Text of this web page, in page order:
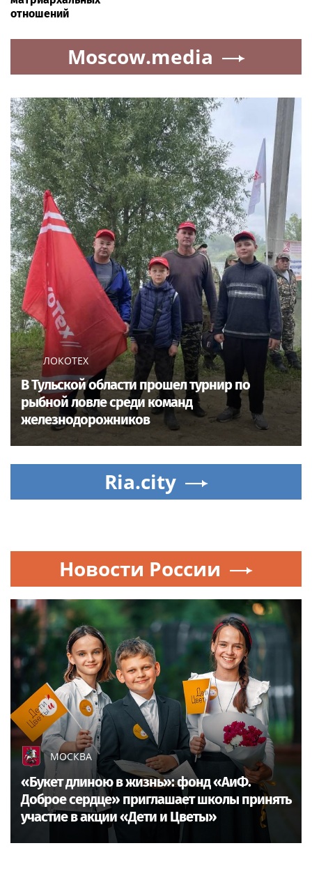
отношений
Moscow.media
ЛОКОТЕХ
В Тульской области прошел турнир по
рыбной ловле среди команд
железнодорожников
Ria.city
Новости России
МОСКВА
«Букет длиною в жизнь»: фонд «АиФ.
Доброе сердце» приглашает школы принять
участие в акции «Дети и Цветы»